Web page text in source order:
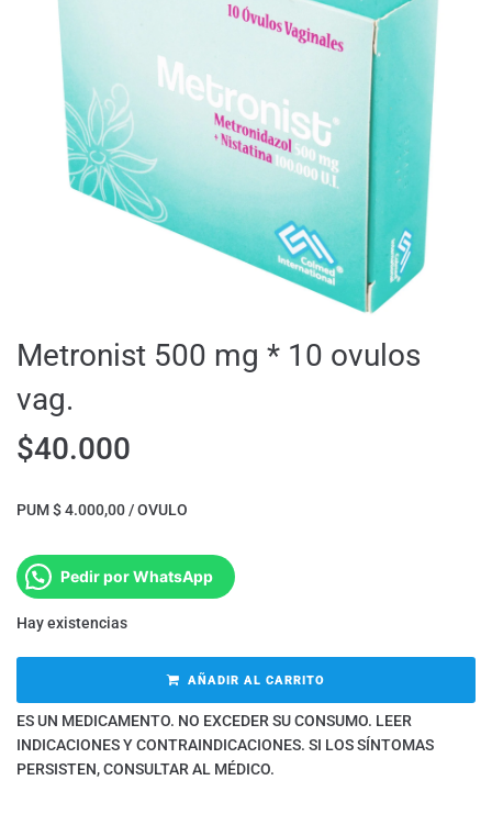
Metronist 500 mg * 10 ovulos
vag.
$40.000
PUM $ 4.000,00 / OVULO
Pedir por WhatsApp
Hay existencias
AÑADIR AL CARRITO
ES UN MEDICAMENTO. NO EXCEDER SU CONSUMO. LEER
INDICACIONES Y CONTRAINDICACIONES. SI LOS SÍNTOMAS
PERSISTEN, CONSULTAR AL MÉDICO.